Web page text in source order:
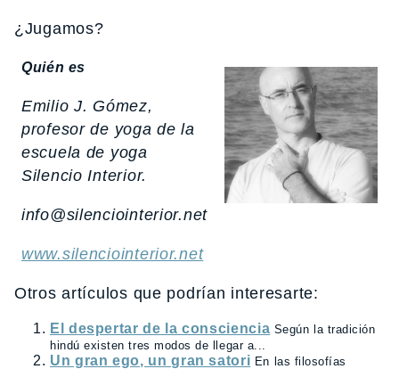
¿Jugamos?
Quién es
Emilio J. Gómez,
profesor de yoga de la
escuela de yoga
Silencio Interior.
info@silenciointerior.net
www.silenciointerior.net
Otros artículos que podrían interesarte:
El despertar de la consciencia Según la tradición
hindú existen tres modos de llegar a...
Un gran ego, un gran satori En las filosofías